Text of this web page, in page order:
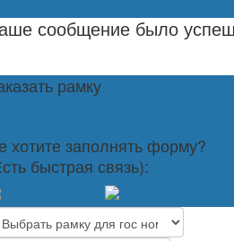
сообщение было
рамку
хотите заполнять форму?
быстрая связь):